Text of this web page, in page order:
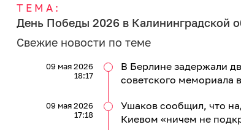
ТЕМА:
День Победы 2026 в Калининградской
Свежие новости по теме
В Берлине задержали
советского мемориала
09 мая 2026
18:17
Ушаков сообщил, что
Киевом «ничем не
09 мая 2026
17:18